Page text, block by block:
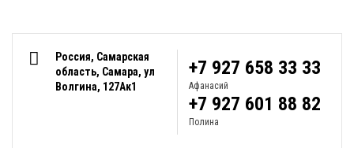
Россия, Самарская
область, Самара, ул
Волгина, 127Ак1
+7 927 658 33 33
Афанасий
+7 927 601 88 82
Полина